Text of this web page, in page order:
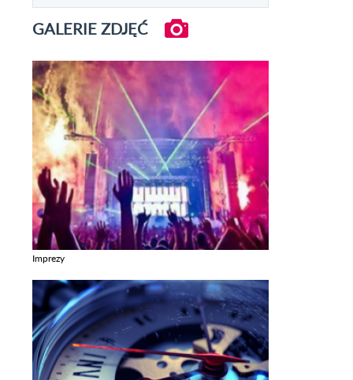
GALERIE ZDJĘĆ
Imprezy